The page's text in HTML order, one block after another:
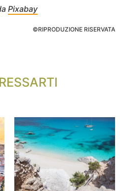
Pixabay
©RIPRODUZIONE RISERVATA